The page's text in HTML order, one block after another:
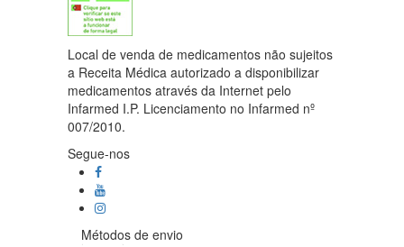
Local de venda de medicamentos não sujeitos
a Receita Médica autorizado a disponibilizar
medicamentos através da Internet pelo
Infarmed I.P. Licenciamento no Infarmed nº
007/2010.
Segue-nos
Métodos de envio